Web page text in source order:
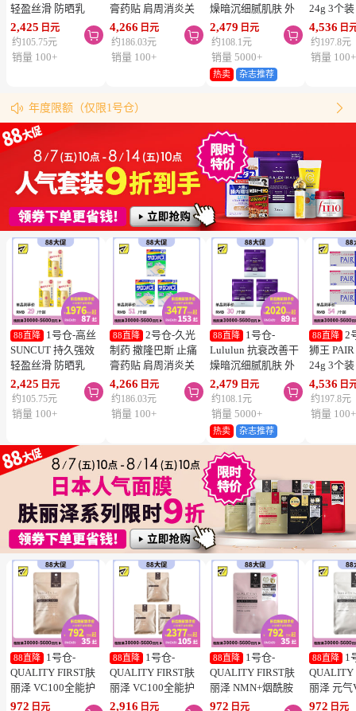
轻盈丝滑 防晒乳
SPF50+ PA++++
50ml 3个装 阻隔紫
外线 持久耐水 户外
2,425 日元
约105.75元

销量 100+
膏药贴 肩周消炎关
节颈椎疼 4.6×7.2cm
120贴 3个装【第3类
医药品】
4,266 日元
约186.03元

销量 100+
燥暗沉细腻肌肤 外
泌体精华液保湿面膜
7片 3个装 Exosome
增加肌肤弹力透明感
2,479 日元
约108.1元

销量 5000+
热卖 杂志推荐
24g 3个
疮 去痘
舒缓炎症
类医药品
4,536 日
约197.8元
销量 100+
 年度限额（仅限1号仓）
同仓库满5000日元包邮（仅限中国大陆地区）
松本清粉丝群来啦！
跳转搜索结果

88直降
1号仓-高丝
SUNCUT 持久强效
轻盈丝滑 防晒乳
SPF50+ PA++++
50ml 3个装 阻隔紫
外线 持久耐水 户外
2,425 日元
约105.75元

销量 100+
88直降
2号仓-久光
制药 撒隆巴斯 止痛
膏药贴 肩周消炎关
节颈椎疼 4.6×7.2cm
120贴 3个装【第3类
医药品】
4,266 日元
约186.03元

销量 100+
88直降
1号仓-
Lululun 抗衰改善干
燥暗沉细腻肌肤 外
泌体精华液保湿面膜
7片 3个装 Exosome
增加肌肤弹力透明感
2,479 日元
约108.1元

销量 5000+
热卖 杂志推荐
88直降
2
狮王
24g 3个
疮 去痘
舒缓炎症
类医药品
4,536 日
约197.8元
销量 100+
88直降
1号仓-
QUALITY FIRST肤
丽泽 VC100全能护
理面膜 7片
972 日元
88直降
1号仓-
QUALITY FIRST肤
丽泽 VC100全能护
理面膜 7片 3个装
2,916 日元
88直降
1号仓-
QUALITY FIRST肤
丽泽 NMN+烟酰胺
多重焕活面膜 7片
972 日元
88直降
1
QUALITY
丽泽 元气
白保湿面
972 日元